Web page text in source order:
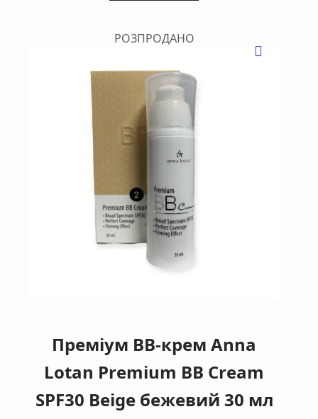
РОЗПРОДАНО
Преміум ВВ-крем Anna
Lotan Premium BB Cream
SPF30 Beige бежевий 30 мл